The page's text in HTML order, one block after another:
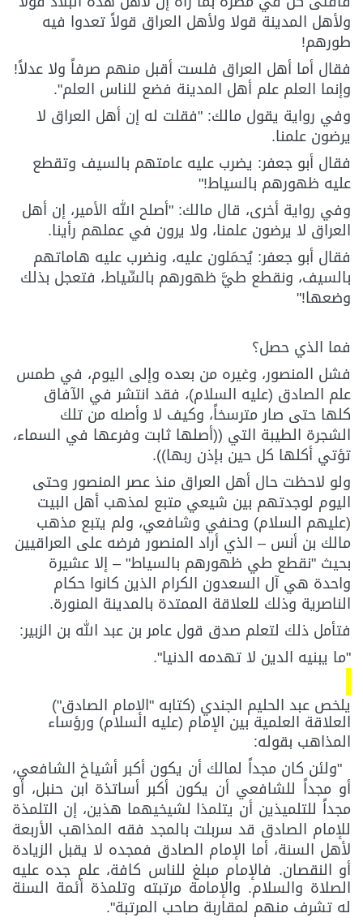
ولأهل المدينة قولا ولأهل العراق قولاً تعدوا فيه
طورهم!
فقال أما أهل العراق فلست أقبل منهم صرفاً ولا عدلاً!
وإنما العلم علم أهل المدينة فضع للناس العلم".
وفي رواية يقول مالك: "فقلت له إن أهل العراق لا
يرضون علمنا.
فقال أبو جعفر: يضرب عليه عامتهم بالسيف وتقطع
عليه ظهورهم بالسياط!"
وفي رواية أخرى، قال مالك: "أصلح الله الأمير، إن أهل
العراق لا يرضون علمنا، ولا يرون في عملهم رأينا.
فقال أبو جعفر: يُحمَلون عليه، ونضرب عليه هاماتهم
بالسيف، ونقطع طيَّ ظهورهم بالسِّياط، فتعجل بذلك
وضعها!"
فما الذي حصل؟
فشل المنصور، وغيره من بعده وإلى اليوم، في طمس
علم الصادق (عليه السلام)، فقد انتشر في الآفاق
كلها حتى صار مترسخاً، وكيف لا وأصله من تلك
الشجرة الطيبة التي ((أصلها ثابت وفرعها في السماء،
تؤتي أكلها كل حين بإذن ربها)).
ولو لاحظت حال أهل العراق منذ عصر المنصور وحتى
اليوم لوجدتهم بين شيعي متبع لمذهب أهل البيت
(عليهم السلام) وحنفي وشافعي، ولم يتبع مذهب
مالك بن أنس – الذي أراد المنصور فرضه على العراقيين
بحيث "نقطع طي ظهورهم بالسياط" – إلا عشيرة
واحدة هي آل السعدون الكرام الذين كانوا حكام
الناصرية وذلك للعلاقة الممتدة بالمدينة المنورة.
فتأمل ذلك لتعلم صدق قول عامر بن عبد الله بن الزبير:
"ما يبنيه الدين لا تهدمه الدنيا".
يلخص عبد الحليم الجندي (كتابه "الإمام الصادق")
العلاقة العلمية بين الإمام (عليه السلام) ورؤساء
المذاهب بقوله:
"ولئن كان مجداً لمالك أن يكون أكبر أشياخ الشافعي،
أو مجداً للشافعي أن يكون أكبر أساتذة ابن حنبل، أو
مجداً للتلميذين أن يتلمذا لشيخيهما هذين، إن التلمذة
للإمام الصادق قد سربلت بالمجد فقه المذاهب الأربعة
لأهل السنة، أما الإمام الصادق فمجده لا يقبل الزيادة
أو النقصان. فالإمام مبلغ للناس كافة، علم جده عليه
الصلاة والسلام. والإمامة مرتبته وتلمذة أئمة السنة
له تشرف منهم لمقاربة صاحب المرتبة".